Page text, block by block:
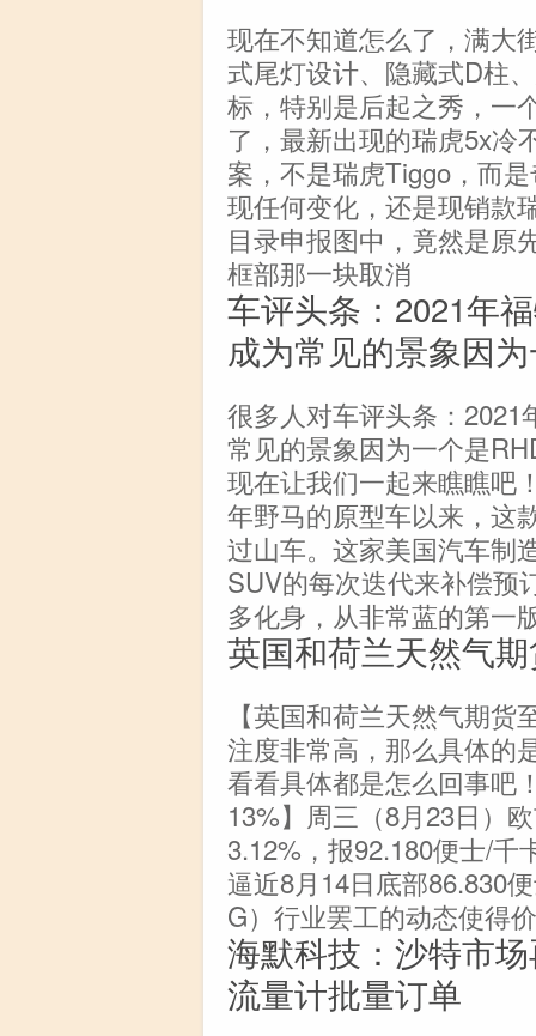
现在不知道怎么了，满大
式尾灯设计、隐藏式D柱
标，特别是后起之秀，一
了，最新出现的瑞虎5x冷
案，不是瑞虎Tiggo，而
现任何变化，还是现销款
目录申报图中，竟然是原
框部那一块取消
车评头条：2021年
成为常见的景象因
很多人对车评头条：2021
常见的景象因为一个是
现在让我们一起来瞧瞧吧
年野马的原型车以来，这
过山车。这家美国汽车制
SUV的每次迭代来补偿预
多化身，从非常蓝的第一
英国和荷兰天然气
【英国和荷兰天然气期
注度非常高，那么具体的
看看具体都是怎么回事吧
13%】周三（8月23日）
3.12%，报92.180便士/千
逼近8月14日底部86.830
G）行业罢工的动态使得
海默科技：沙特市
流量计批量订单